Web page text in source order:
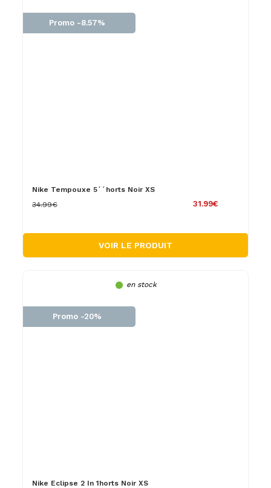
Promo -8.57%
Nike Tempouxe 5´´horts Noir XS
31.99€
34.99€
VOIR LE PRODUIT
en stock
Promo -20%
Nike Eclipse 2 In 1horts Noir XS